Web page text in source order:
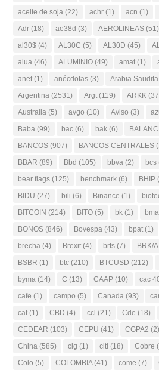
aceite de soja (22) achr (1) acn (1)
Adr (18) ae38d (3) AEROLINEAS (51)
al30$ (4) AL30C (5) AL30D (45)
alua (46) ALUMINIO (49) amat (1)
anet (1) anécdotas (3) Arabia Saudita
Argentina (2531) Argt (119) ARKK
Australia (5) avgo (10) Aviso (3)
Baba (99) bac (6) bak (6)
BANCOS (907) BANCOS CENTRALES
BBAR (89) Bbd (105) bbva (2) bcs
bear flags (125) benchmark (6) BHIP
BIDU (27) bili (6) Binance (1)
BITCOIN (214) BITO (5) bk (1) bma
BONOS (846) Bovespa (43) bpat (1)
brecha (4) Brexit (4) brfs (7) BRK/A
BSBR (1) btc (210) BTCUSD (212)
byma (14) C (13) CAAP (10) cac
cafe (1) campo (5) Canada (93)
cat (1) CBD (4) ccl (21) Cde (18)
CEDEAR (103) CEPU (41) CGPA2 (2)
China (585) cig (1) citi (18) Cobre
Colo (5) COLOMBIA(41) come (7)